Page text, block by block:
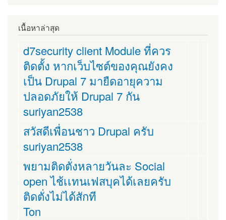
เนื้อหาล่าสุด
d7security client Module ที่ควร
ติดตั้ง หากเว็บไซต์ของคุณยังคง
เป็น Drupal 7 มายืดอายุความ
ปลอดภัยให้ Drupal 7 กัน
suriyan2538
สวัสดีเพื่อนชาว Drupal ครับ
suriyan2538
พยามติดตั่งหลายวันละ Social
open ไช้เเทนเฟสบุคได้เลยครับ
ติดตั่งไม่ได้สักที
Ton